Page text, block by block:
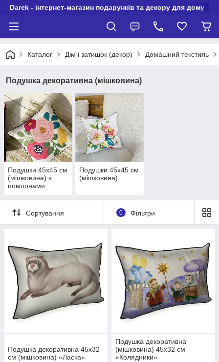
Darek - інтернет-магазин подарунків та декору для дому
Каталог Дім і затишок (декор) Домашний текстиль
Подушка декоративна (мішковина)
Подушки 45х45 см
(мішковина) з
помпонами
Подушки 45х45 см
(мішковина)
Сортування 0 Фільтри
Подушка декоративна 45х32
см (мішковина) «Ласка»
Подушка декоративна
(мішковина) 45х32 см
«Колядники»